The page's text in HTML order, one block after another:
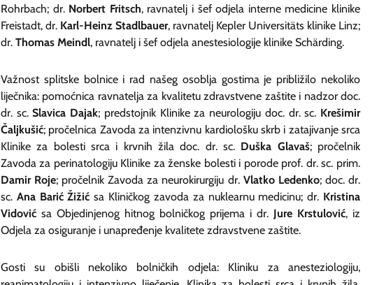
Rohrbach; dr. Norbert Fritsch, ravnatelj i šef odjela interne medicine klinike
Freistadt, dr. Karl-Heinz Stadlbauer, ravnatelj Kepler Universitäts klinike Linz;
dr. Thomas Meindl, ravnatelj i šef odjela anestesiologije klinike Schärding.
Važnost splitske bolnice i rad našeg osoblja gostima je približilo nekoliko
liječnika: pomoćnica ravnatelja za kvalitetu zdravstvene zaštite i nadzor doc.
dr. sc.Slavica Dajak; predstojnik Klinike za neurologiju doc. dr. sc. Krešimir
Čaljkušić; pročelnica Zavoda za intenzivnu kardiološku skrb i zatajivanje srca
Klinike za bolesti srca i krvnih žila doc. dr. sc. Duška Glavaš; pročelnik
Zavoda za perinatologiju Klinike za ženske bolesti i porode prof. dr. sc. prim.
Damir Roje; pročelnik Zavoda za neurokirurgiju dr. Vlatko Ledenko; doc. dr.
sc. Ana Barić Žižić sa Kliničkog zavoda za nuklearnu medicinu; dr. Kristina
Vidovićsa Objedinjenog hitnog bolničkog prijema i dr. Jure Krstulović, iz
Odjela za osiguranje i unapređenje kvalitete zdravstvene zaštite.
Gosti su obišli nekoliko bolničkih odjela: Kliniku za anesteziologiju,